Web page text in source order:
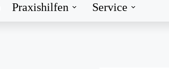
Praxishilfen Service